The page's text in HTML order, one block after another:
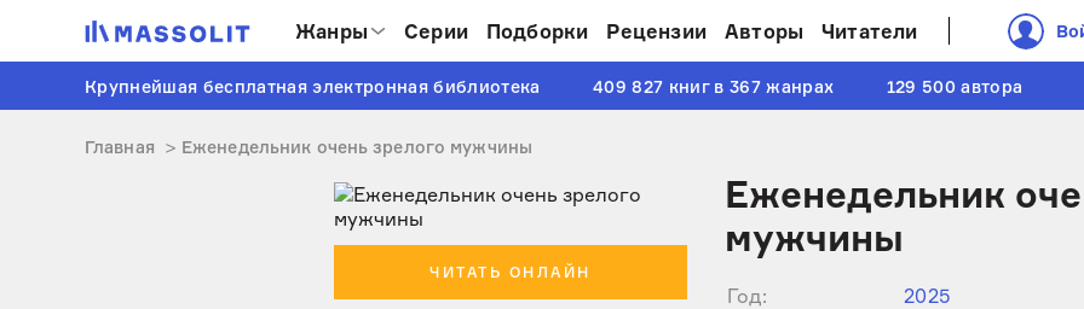
Жанры Серии Подборки Рецензии Авторы Читатели
Крупнейшая бесплатная электронная библиотека 409 827 книг в 367 жанрах 129 500 автора
Главная Еженедельник очень зрелого мужчины
ЧИТАТЬ ОНЛАЙН
Еженедельник
мужчины
Год:
2025